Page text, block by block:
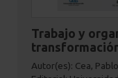
Trabajo y
Autor(es): Cea,